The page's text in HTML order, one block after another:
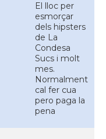
El lloc per
esmorçar
dels hipsters
de La
Condesa
Sucs i molt
mes.
Normalment
cal fer cua
pero paga la
pena